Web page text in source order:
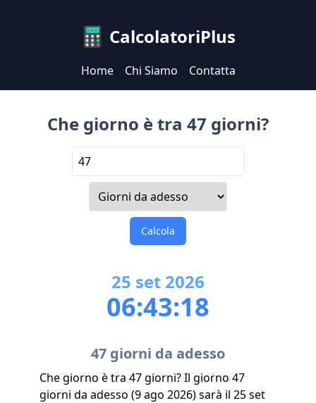
CalcolatoriPlus
Home Chi Siamo Contatta
Che giorno è tra 47 giorni?
Calcola
25 set 2026
06:43:18
47 giorni da adesso
Che giorno è tra 47 giorni? Il giorno 47
giorni da adesso (9 ago 2026) sarà il 25 set